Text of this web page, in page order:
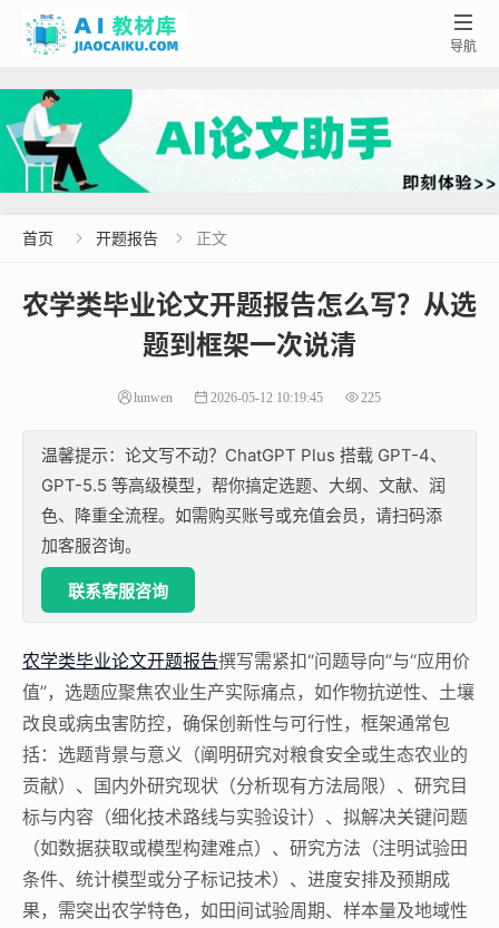

导航
首页  开题报告  正文
农学类毕业论文开题报告怎么写？从选
题到框架一次说清
lunwen 2026-05-12 10:19:45 225
温馨提示：论文写不动？ChatGPT Plus 搭载 GPT-4、
GPT-5.5 等高级模型，帮你搞定选题、大纲、文献、润
色、降重全流程。如需购买账号或充值会员，请扫码添
加客服咨询。
联系客服咨询
农学类毕业论文开题报告撰写需紧扣“问题导向”与“应用价
值”，选题应聚焦农业生产实际痛点，如作物抗逆性、土壤
改良或病虫害防控，确保创新性与可行性，框架通常包
括：选题背景与意义（阐明研究对粮食安全或生态农业的
贡献）、国内外研究现状（分析现有方法局限）、研究目
标与内容（细化技术路线与实验设计）、拟解决关键问题
（如数据获取或模型构建难点）、研究方法（注明试验田
条件、统计模型或分子标记技术）、进度安排及预期成
果，需突出农学特色，如田间试验周期、样本量及地域性